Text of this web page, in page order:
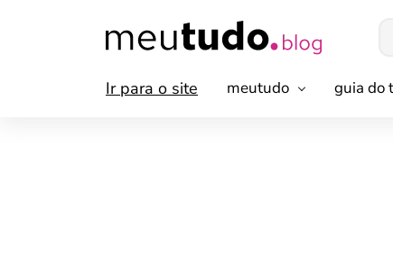
Ir para o site meutudo guia do